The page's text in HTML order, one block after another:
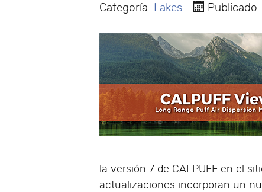
Categoría: Lakes
la versión 7 de CALPUFF en el
actualizaciones incorporan un